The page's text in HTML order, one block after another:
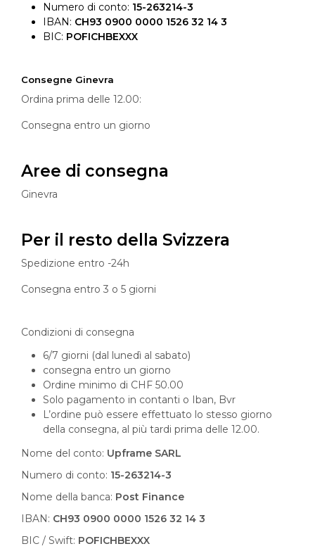
Numero di conto: 15-263214-3
IBAN: CH93 0900 0000 1526 32 14 3
BIC: POFICHBEXXX
Consegne Ginevra
Ordina prima delle 12.00:
Consegna entro un giorno
Aree di consegna
Ginevra
Per il resto della Svizzera
Spedizione entro -24h
Consegna entro 3 o 5 giorni
Condizioni di consegna
6/7 giorni (dal lunedì al sabato)
consegna entro un giorno
Ordine minimo di CHF 50.00
Solo pagamento in contanti o Iban, Bvr
L’ordine può essere effettuato lo stesso giorno
della consegna, al più tardi prima delle 12.00.
Nome del conto: Upframe SARL
Numero di conto: 15-263214-3
Nome della banca: Post Finance
IBAN: CH93 0900 0000 1526 32 14 3
BIC / Swift: POFICHBEXXX